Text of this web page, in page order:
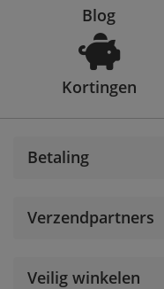
Blog
Kortingen
Betaling
Verzendpartners
Veilig winkelen